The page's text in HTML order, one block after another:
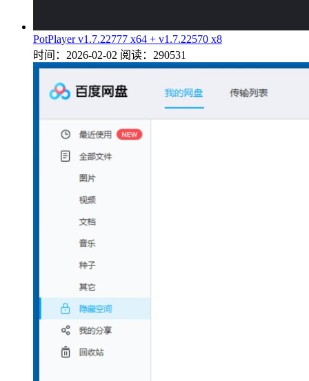
PotPlayer v1.7.22777 x64 + v1.7.22570 x8
时间：2026-02-02 阅读：290531